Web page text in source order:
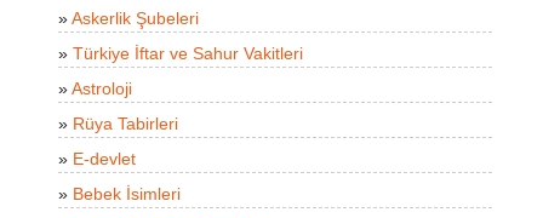
»Askerlik Şubeleri
» Türkiye İftar ve Sahur Vakitleri
»Astroloji
» Rüya Tabirleri
» E-devlet
» Bebek İsimleri